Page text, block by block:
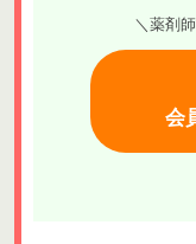
＼薬剤
会